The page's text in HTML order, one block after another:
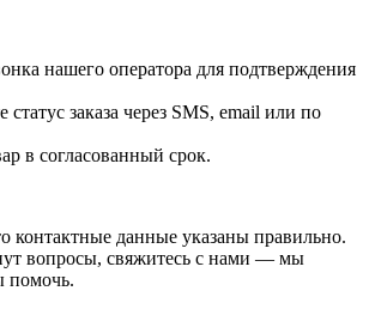
нашего оператора для подтверждения
статус заказа через SMS, email или по
в согласованный срок.
контактные данные указаны правильно.
вопросы, свяжитесь с нами — мы
помочь.